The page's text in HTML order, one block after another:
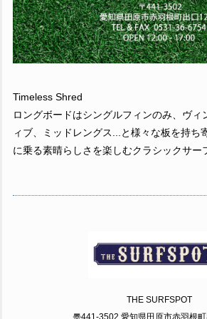
Timeless Shred
ロングボードはシングルフィンのみ、ヴィ
ィブ、ミッドレングス...と様々な板を持ち
に乗る素晴らしさを楽しむクラシックサー
THE SURFSPOT
〠441-3502 愛知県田原市赤羽根